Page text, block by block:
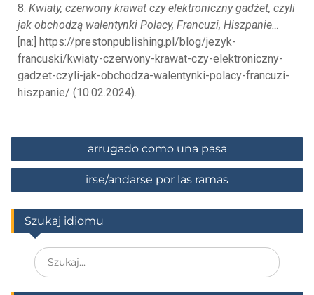
8. Kwiaty, czerwony krawat czy elektroniczny gadżet, czyli
jak obchodzą walentynki Polacy, Francuzi, Hiszpanie…
[na:] https://prestonpublishing.pl/blog/jezyk-
francuski/kwiaty-czerwony-krawat-czy-elektroniczny-
gadzet-czyli-jak-obchodza-walentynki-polacy-francuzi-
hiszpanie/ (10.02.2024).
arrugado como una pasa
irse/andarse por las ramas
Szukaj idiomu